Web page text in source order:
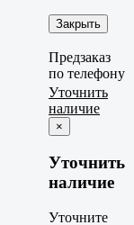
Закрыть
Предзаказ
по телефону
Уточнить
наличие
×
Уточнить
наличие
Уточните